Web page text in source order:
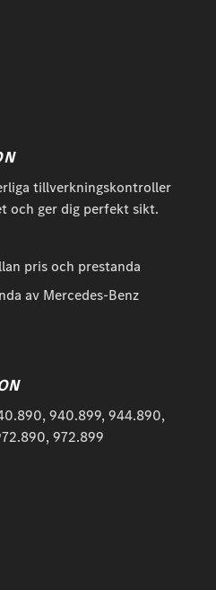
tillverkningskontroller
och ger dig perfekt sikt.
pris och prestanda
av Mercedes-Benz
940.899, 944.890,
972.899